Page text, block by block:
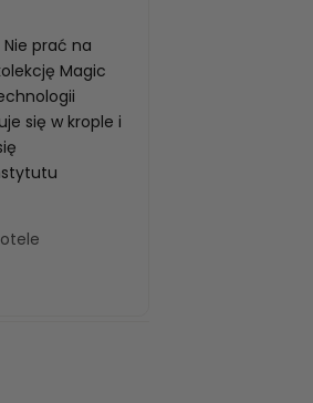
prać na
Magic
się w krople i